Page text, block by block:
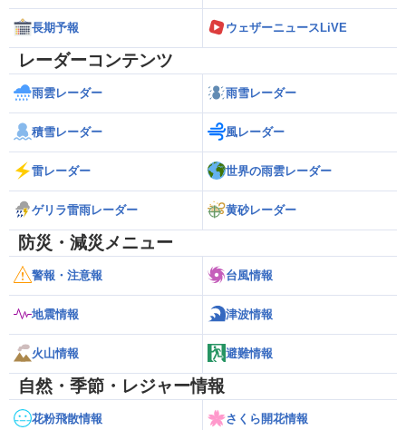
長期予報 ウェザーニュースLiVE
レーダーコンテンツ
雨雲レーダー 雨雪レーダー
積雪レーダー 風レーダー
雷レーダー 世界の雨雲レーダー
ゲリラ雷雨レーダー 黄砂レーダー
防災・減災メニュー
警報・注意報 台風情報
地震情報 津波情報
火山情報 避難情報
自然・季節・レジャー情報
花粉飛散情報 さくら開花情報